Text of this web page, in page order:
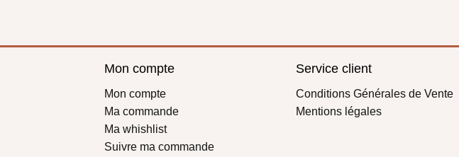
Mon compte
Mon compte
Ma commande
Ma whishlist
Suivre ma commande
Service client
Conditions Générales de Vente
Mentions légales